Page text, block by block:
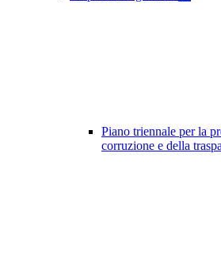
Piano triennale per la
corruzione e della